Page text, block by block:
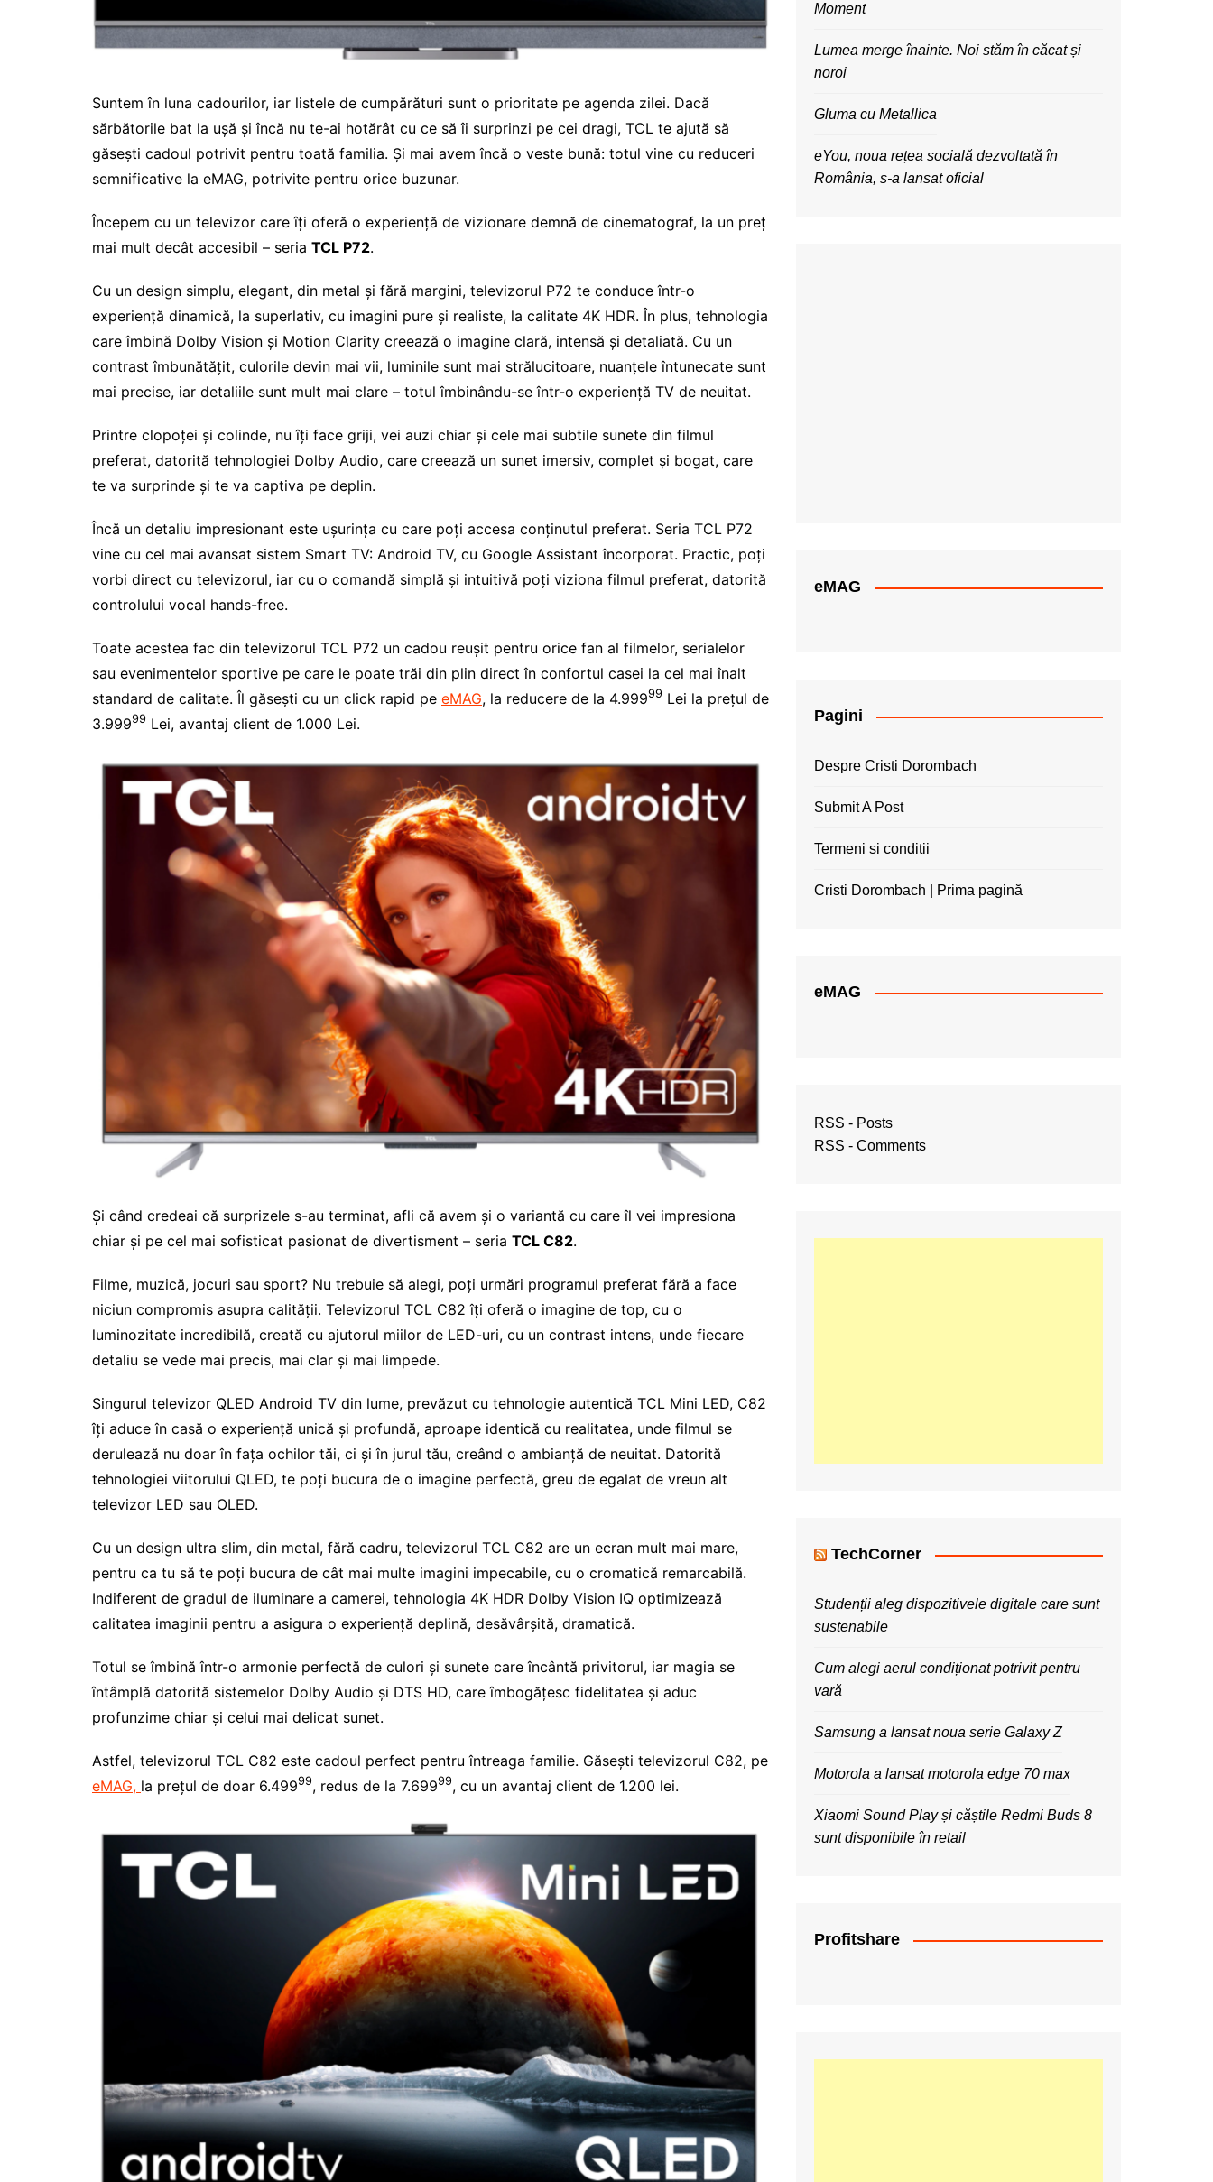
Suntem în luna cadourilor, iar listele de cumpărături sunt o prioritate pe agenda zilei. Dacă
sărbătorile bat la ușă și încă nu te-ai hotărât cu ce să îi surprinzi pe cei dragi, TCL te ajută să
găsești cadoul potrivit pentru toată familia. Și mai avem încă o veste bună: totul vine cu reduceri
semnificative la eMAG, potrivite pentru orice buzunar.
Începem cu un televizor care îți oferă o experiență de vizionare demnă de cinematograf, la un preț
mai mult decât accesibil – seria TCL P72.
Cu un design simplu, elegant, din metal și fără margini, televizorul P72 te conduce într-o
experiență dinamică, la superlativ, cu imagini pure și realiste, la calitate 4K HDR. În plus, tehnologia
care îmbină Dolby Vision și Motion Clarity creează o imagine clară, intensă și detaliată. Cu un
contrast îmbunătățit, culorile devin mai vii, luminile sunt mai strălucitoare, nuanțele întunecate sunt
mai precise, iar detaliile sunt mult mai clare – totul îmbinându-se într-o experiență TV de neuitat.
Printre clopoței și colinde, nu îți face griji, vei auzi chiar și cele mai subtile sunete din filmul
preferat, datorită tehnologiei Dolby Audio, care creează un sunet imersiv, complet și bogat, care
te va surprinde și te va captiva pe deplin.
Încă un detaliu impresionant este ușurința cu care poți accesa conținutul preferat. Seria TCL P72
vine cu cel mai avansat sistem Smart TV: Android TV, cu Google Assistant încorporat. Practic, poți
vorbi direct cu televizorul, iar cu o comandă simplă și intuitivă poți viziona filmul preferat, datorită
controlului vocal hands-free.
Toate acestea fac din televizorul TCL P72 un cadou reușit pentru orice fan al filmelor, serialelor
sau evenimentelor sportive pe care le poate trăi din plin direct în confortul casei la cel mai înalt
standard de calitate. Îl găsești cu un click rapid pe eMAG, la reducere de la 4.99999 Lei la prețul de
3.99999 Lei, avantaj client de 1.000 Lei.
Și când credeai că surprizele s-au terminat, afli că avem și o variantă cu care îl vei impresiona
chiar și pe cel mai sofisticat pasionat de divertisment – seria TCL C82.
Filme, muzică, jocuri sau sport? Nu trebuie să alegi, poți urmări programul preferat fără a face
niciun compromis asupra calității. Televizorul TCL C82 îți oferă o imagine de top, cu o
luminozitate incredibilă, creată cu ajutorul miilor de LED-uri, cu un contrast intens, unde fiecare
detaliu se vede mai precis, mai clar și mai limpede.
Singurul televizor QLED Android TV din lume, prevăzut cu tehnologie autentică TCL Mini LED, C82
îți aduce în casă o experiență unică și profundă, aproape identică cu realitatea, unde filmul se
derulează nu doar în fața ochilor tăi, ci și în jurul tău, creând o ambianță de neuitat. Datorită
tehnologiei viitorului QLED, te poți bucura de o imagine perfectă, greu de egalat de vreun alt
televizor LED sau OLED.
Cu un design ultra slim, din metal, fără cadru, televizorul TCL C82 are un ecran mult mai mare,
pentru ca tu să te poți bucura de cât mai multe imagini impecabile, cu o cromatică remarcabilă.
Indiferent de gradul de iluminare a camerei, tehnologia 4K HDR Dolby Vision IQ optimizează
calitatea imaginii pentru a asigura o experiență deplină, desăvârșită, dramatică.
Totul se îmbină într-o armonie perfectă de culori și sunete care încântă privitorul, iar magia se
întâmplă datorită sistemelor Dolby Audio și DTS HD, care îmbogățesc fidelitatea și aduc
profunzime chiar și celui mai delicat sunet.
Astfel, televizorul TCL C82 este cadoul perfect pentru întreaga familie. Găsești televizorul C82, pe
eMAG, la prețul de doar 6.49999, redus de la 7.69999, cu un avantaj client de 1.200 lei.
Moment
Lumea merge înainte. Noi stăm în căcat și
noroi
Gluma cu Metallica
eYou, noua rețea socială dezvoltată în
România, s-a lansat oficial
eMAG
Pagini
Despre Cristi Dorombach
Submit A Post
Termeni si conditii
Cristi Dorombach | Prima pagină
eMAG
RSS - Posts
RSS - Comments
TechCorner
Studenții aleg dispozitivele digitale care sunt
sustenabile
Cum alegi aerul condiționat potrivit pentru
vară
Samsung a lansat noua serie Galaxy Z
Motorola a lansat motorola edge 70 max
Xiaomi Sound Play și căștile Redmi Buds 8
sunt disponibile în retail
Profitshare